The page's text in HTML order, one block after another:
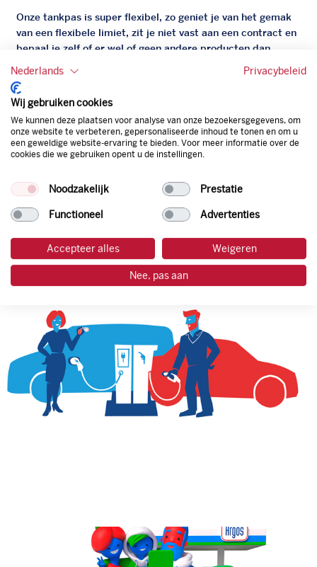
Onze tankpas is super flexibel, zo geniet je van het gemak
van een flexibele limiet, zit je niet vast aan een contract en
bepaal je zelf of er wel of geen andere producten dan
brandstof mee betaalt kunnen worden.
Bovendien profiteer je altijd van een gegarandeerde
korting. Mocht de pompprijs toch lager zijn dan betaal je
natuurlijk de prijs aan de pomp. Zo ben je altijd verzekerd
van de laagste prijs.
laadpas aanvragen
Nederlands Privacybeleid
Wij gebruiken cookies
We kunnen deze plaatsen voor analyse van onze bezoekersgegevens, om
onze website te verbeteren, gepersonaliseerde inhoud te tonen en om u
een geweldige website-ervaring te bieden. Voor meer informatie over de
cookies die we gebruiken opent u de instellingen.
Noodzakelijk Prestatie
Functioneel Advertenties
Accepteer alles Weigeren
Nee, pas aan